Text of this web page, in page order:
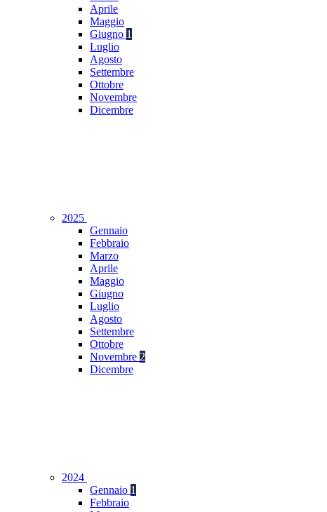
Aprile
Maggio
Giugno 1
Luglio
Agosto
Settembre
Ottobre
Novembre
Dicembre
2025
Gennaio
Febbraio
Marzo
Aprile
Maggio
Giugno
Luglio
Agosto
Settembre
Ottobre
Novembre 2
Dicembre
2024
Gennaio 1
Febbraio